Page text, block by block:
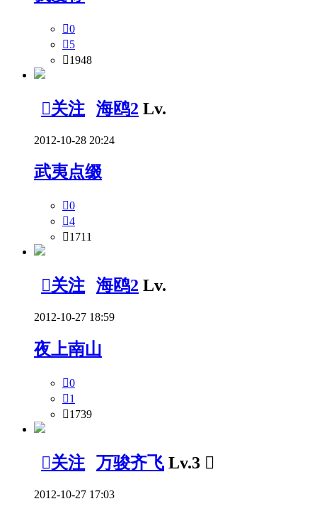
0
5
1948
关注 海鸥2 Lv.
2012-10-28 20:24
武夷点缀
0
4
1711
关注 海鸥2 Lv.
2012-10-27 18:59
夜上南山
0
1
1739
关注 万骏齐飞 Lv.3 
2012-10-27 17:03